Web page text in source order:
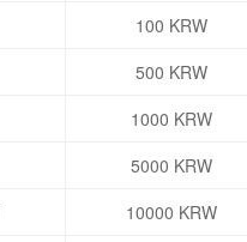
100 KRW
500 KRW
1000 KRW
5000 KRW
10000 KRW